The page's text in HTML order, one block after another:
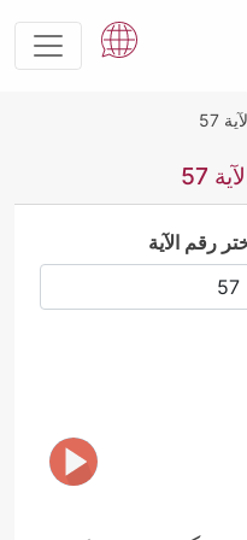
57
57
رقم الآية